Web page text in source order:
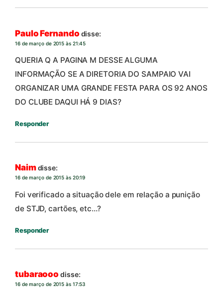
Paulo Fernando disse:
16 de março de 2015 às 21:45
QUERIA Q A PAGINA M DESSE ALGUMA
INFORMAÇÃO SE A DIRETORIA DO SAMPAIO VAI
ORGANIZAR UMA GRANDE FESTA PARA OS 92 ANOS
DO CLUBE DAQUI HÁ 9 DIAS?
Responder
Naimdisse:
16 de março de 2015 às 20:19
Foi verificado a situação dele em relação a punição
de STJD, cartões, etc…?
Responder
tubaraooo disse:
16 de março de 2015 às 17:53